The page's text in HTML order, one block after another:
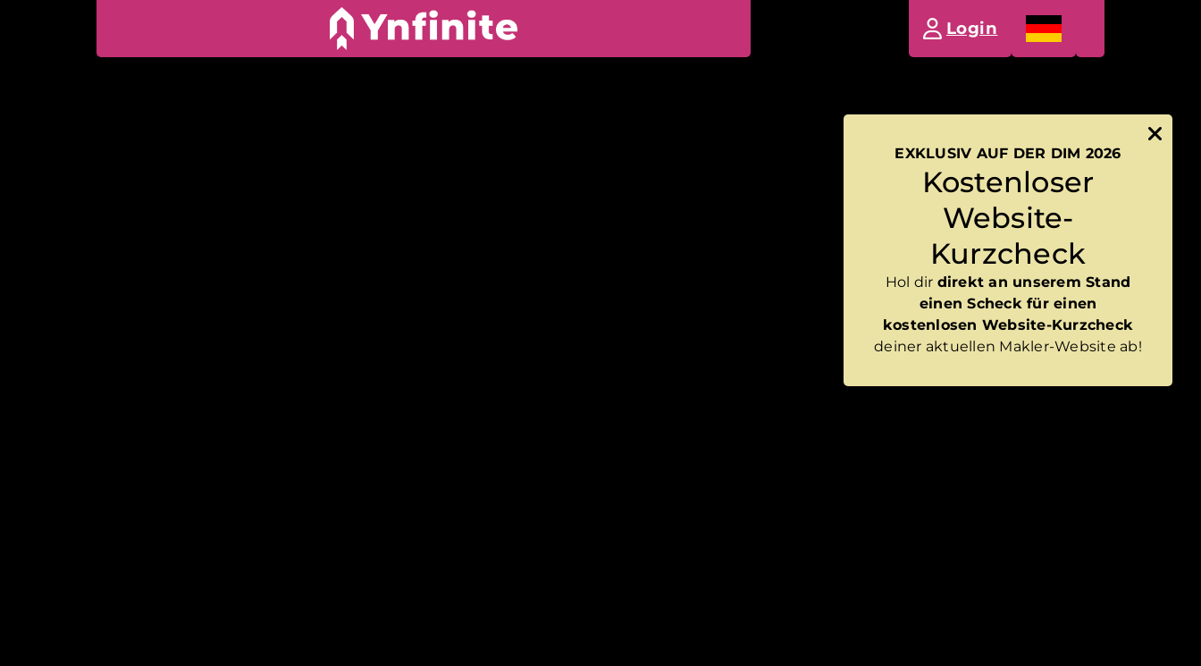
Login
EXKLUSIV AUF DER DIM 2026
Kostenloser
Website-
Kurzcheck
Hol dir direkt an unserem Stand
einen Scheck für einen
kostenlosen Website-Kurzcheck
deiner aktuellen Makler-Website ab!